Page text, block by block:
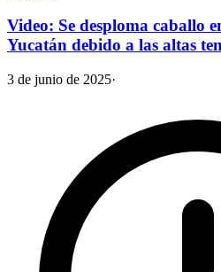
Video: Se desploma caballo
Yucatán debido a las altas
3 de junio de 2025·